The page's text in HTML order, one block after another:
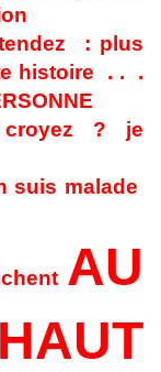
: plus
histoire . . .
croyez ? je
suis malade
AU